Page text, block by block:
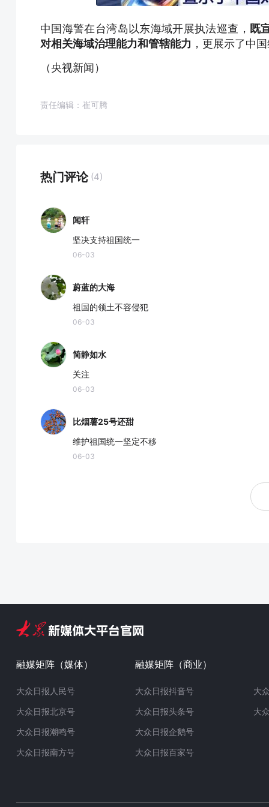
中国海警在台湾岛以东海域开展执法巡查， 既
对相关海域治理能力和管辖能力 ，更展示了中
（央视新闻）
责任编辑：崔可腾
热门评论 (4)
闻轩
坚决支持祖国统一
06-03
蔚蓝的大海
祖国的领土不容侵犯
06-03
简静如水
关注
06-03
比烟薯25号还甜
维护祖国统一坚定不移
06-03
融媒矩阵（媒体）
大众日报人民号
大众日报北京号
大众日报潮鸣号
大众日报南方号
融媒矩阵（商业）
大众日报抖音号
大众日报头条号
大众日报企鹅号
大众日报百家号
大
大